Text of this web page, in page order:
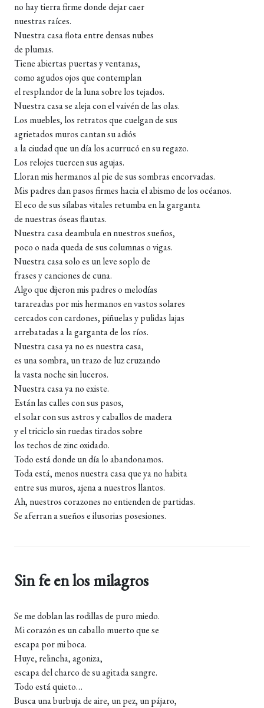
no hay tierra firme donde dejar caer
nuestras raíces.
Nuestra casa flota entre densas nubes
de plumas.
Tiene abiertas puertas y ventanas,
como agudos ojos que contemplan
el resplandor de la luna sobre los tejados.
Nuestra casa se aleja con el vaivén de las olas.
Los muebles, los retratos que cuelgan de sus
agrietados muros cantan su adiós
a la ciudad que un día los acurrucó en su regazo.
Los relojes tuercen sus agujas.
Lloran mis hermanos al pie de sus sombras encorvadas.
Mis padres dan pasos firmes hacia el abismo de los océanos.
El eco de sus sílabas vitales retumba en la garganta
de nuestras óseas flautas.
Nuestra casa deambula en nuestros sueños,
poco o nada queda de sus columnas o vigas.
Nuestra casa solo es un leve soplo de
frases y canciones de cuna.
Algo que dijeron mis padres o melodías
tarareadas por mis hermanos en vastos solares
cercados con cardones, piñuelas y pulidas lajas
arrebatadas a la garganta de los ríos.
Nuestra casa ya no es nuestra casa,
es una sombra, un trazo de luz cruzando
la vasta noche sin luceros.
Nuestra casa ya no existe.
Están las calles con sus pasos,
el solar con sus astros y caballos de madera
y el triciclo sin ruedas tirados sobre
los techos de zinc oxidado.
Todo está donde un día lo abandonamos.
Toda está, menos nuestra casa que ya no habita
entre sus muros, ajena a nuestros llantos.
Ah, nuestros corazones no entienden de partidas.
Se aferran a sueños e ilusorias posesiones.
Sin fe en los milagros
Se me doblan las rodillas de puro miedo.
Mi corazón es un caballo muerto que se
escapa por mi boca.
Huye, relincha, agoniza,
escapa del charco de su agitada sangre.
Todo está quieto…
Busca una burbuja de aire, un pez, un pájaro,